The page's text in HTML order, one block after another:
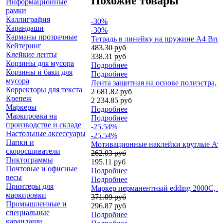
Информационные
рамки
Каллиграфия
Карандаши
Карманы прозрачные
Кейтеринг
Клейкие ленты
Корзины для мусора
Корзины и баки для
мусора
Корректоры для текста
Крепеж
Маркеры
Маркировка на
производстве и складе
Настольные аксессуары
Папки и
скоросшиватели
Пиктограммы
Почтовые и офисные
весы
Принтеры для
маркировки
Промышленные и
специальные
карандаши
-30%
-30%
Тетрадь в линейку на пружине А4
483.30 руб
338.31 руб
Подробнее
Подробнее
Лента защитная на основе
2 681.82 руб
2 234.85 руб
Подробнее
Подробнее
-25.54%
-25.54%
Мотивационные наклейки круглые
262.03 руб
195.11 руб
Подробнее
Подробнее
Маркер перманентный edding
371.09 руб
296.87 руб
Подробнее